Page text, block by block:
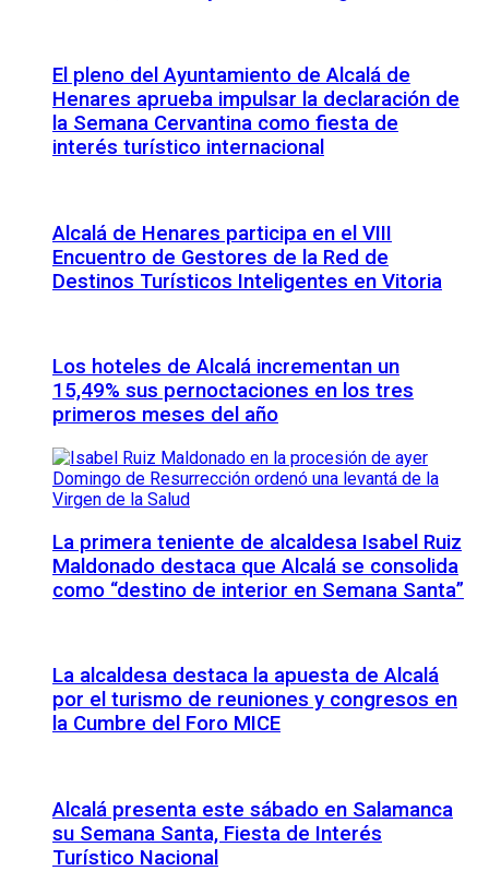
El pleno del Ayuntamiento de Alcalá de
Henares aprueba impulsar la declaración de
la Semana Cervantina como fiesta de
interés turístico internacional
Alcalá de Henares participa en el VIII
Encuentro de Gestores de la Red de
Destinos Turísticos Inteligentes en Vitoria
Los hoteles de Alcalá incrementan un
15,49% sus pernoctaciones en los tres
primeros meses del año
La primera teniente de alcaldesa Isabel Ruiz
Maldonado destaca que Alcalá se consolida
como “destino de interior en Semana Santa”
La alcaldesa destaca la apuesta de Alcalá
por el turismo de reuniones y congresos en
la Cumbre del Foro MICE
Alcalá presenta este sábado en Salamanca
su Semana Santa, Fiesta de Interés
Turístico Nacional